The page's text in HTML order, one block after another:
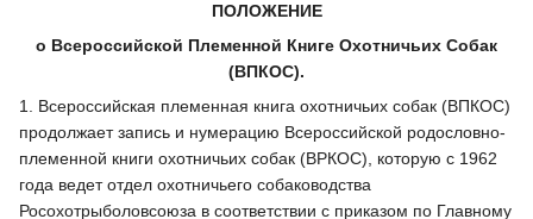
ПОЛОЖЕНИЕ
о Всероссийской Племенной Книге Охотничьих Собак
(ВПКОС).
1. Всероссийская племенная книга охотничьих собак (ВПКОС)
продолжает запись и нумерацию Всероссийской родословно-
племенной книги охотничьих собак (ВРКОС), которую с 1962
года ведет отдел охотничьего собаководства
Росохотрыболовсоюза в соответствии с приказом по Главному